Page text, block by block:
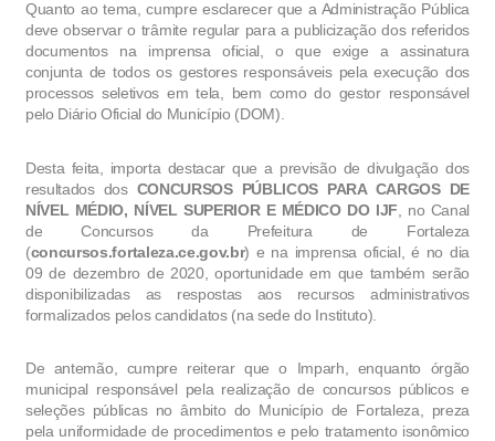
Quanto ao tema, cumpre esclarecer que a Administração Pública
deve observar o trâmite regular para a publicização dos referidos
documentos na imprensa oficial, o que exige a assinatura
conjunta de todos os gestores responsáveis pela execução dos
processos seletivos em tela, bem como do gestor responsável
pelo Diário Oficial do Município (DOM).
Desta feita, importa destacar que a previsão de divulgação dos
resultados dos CONCURSOS PÚBLICOS PARA CARGOS DE
NÍVEL MÉDIO, NÍVEL SUPERIOR E MÉDICO DO IJF , no Canal
de Concursos da Prefeitura de Fortaleza
(concursos.fortaleza.ce.gov.br) e na imprensa oficial, é no dia
09 de dezembro de 2020, oportunidade em que também serão
disponibilizadas as respostas aos recursos administrativos
formalizados pelos candidatos (na sede do Instituto).
De antemão, cumpre reiterar que o Imparh, enquanto órgão
municipal responsável pela realização de concursos públicos e
seleções públicas no âmbito do Município de Fortaleza, preza
pela uniformidade de procedimentos e pelo tratamento isonômico